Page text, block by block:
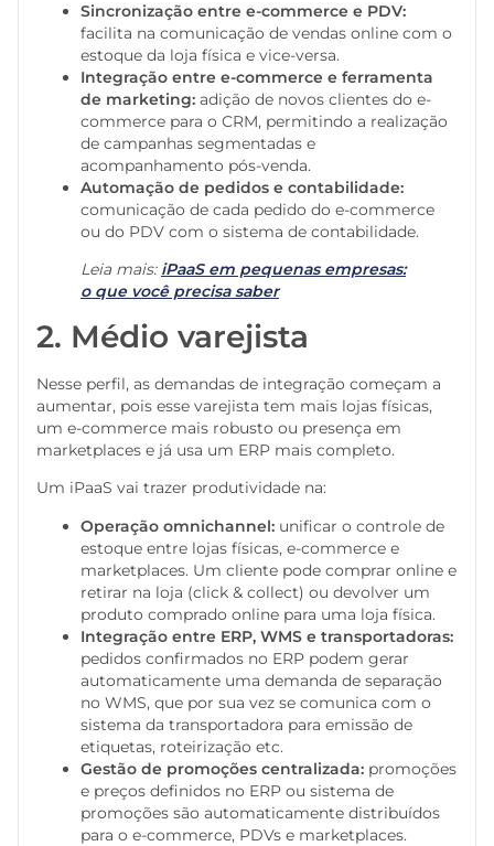
Sincronização entre e-commerce e PDV:
facilita na comunicação de vendas online com o
estoque da loja física e vice-versa.
Integração entre e-commerce e ferramenta
de marketing: adição de novos clientes do e-
commerce para o CRM, permitindo a realização
de campanhas segmentadas e
acompanhamento pós-venda.
Automação de pedidos e contabilidade:
comunicação de cada pedido do e-commerce
ou do PDV com o sistema de contabilidade.
Leia mais: iPaaS em pequenas empresas:
o que você precisa saber
2. Médio varejista
Nesse perfil, as demandas de integração começam a
aumentar, pois esse varejista tem mais lojas físicas,
um e-commerce mais robusto ou presença em
marketplaces e já usa um ERP mais completo.
Um iPaaS vai trazer produtividade na:
Operação omnichannel: unificar o controle de
estoque entre lojas físicas, e-commerce e
marketplaces. Um cliente pode comprar online e
retirar na loja (click & collect) ou devolver um
produto comprado online para uma loja física.
Integração entre ERP, WMS e transportadoras:
pedidos confirmados no ERP podem gerar
automaticamente uma demanda de separação
no WMS, que por sua vez se comunica com o
sistema da transportadora para emissão de
etiquetas, roteirização etc.
Gestão de promoções centralizada: promoções
e preços definidos no ERP ou sistema de
promoções são automaticamente distribuídos
para o e-commerce, PDVs e marketplaces.